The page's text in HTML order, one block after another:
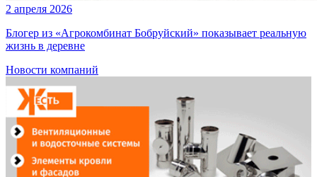
2 апреля 2026
Блогер из «Агрокомбинат Бобруйский» показывает реальную
жизнь в деревне
Новости компаний